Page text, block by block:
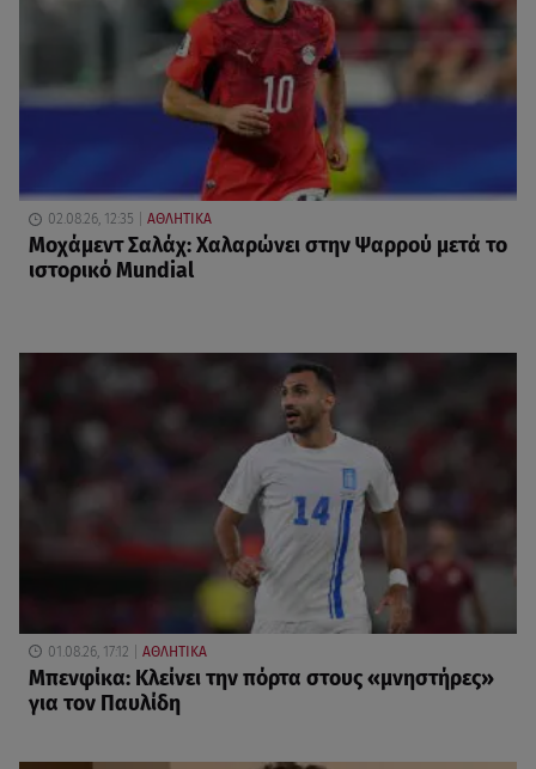
02.08.26, 12:35 ΑΘΛΗΤΙΚΑ
Μοχάμεντ Σαλάχ: Χαλαρώνει στην Ψαρρού μετά το
ιστορικό Mundial
01.08.26, 17:12 ΑΘΛΗΤΙΚΑ
Μπενφίκα: Κλείνει την πόρτα στους «μνηστήρες»
για τον Παυλίδη